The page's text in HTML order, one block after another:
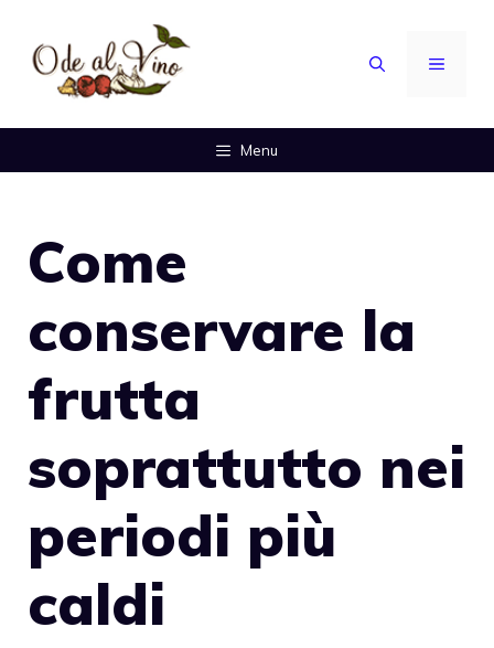
contenuto
MENU
Menu
Come
conservare la
frutta
soprattutto nei
periodi più
caldi